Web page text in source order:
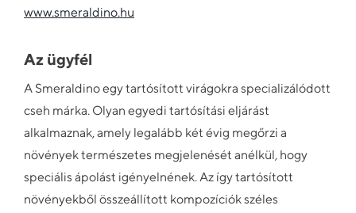
www.smeraldino.hu
Az ügyfél
A Smeraldino egy tartósított virágokra specializálódott
cseh márka. Olyan egyedi tartósítási eljárást
alkalmaznak, amely legalább két évig megőrzi a
növények természetes megjelenését anélkül, hogy
speciális ápolást igényelnének. Az így tartósított
növényekből összeállított kompozíciók széles